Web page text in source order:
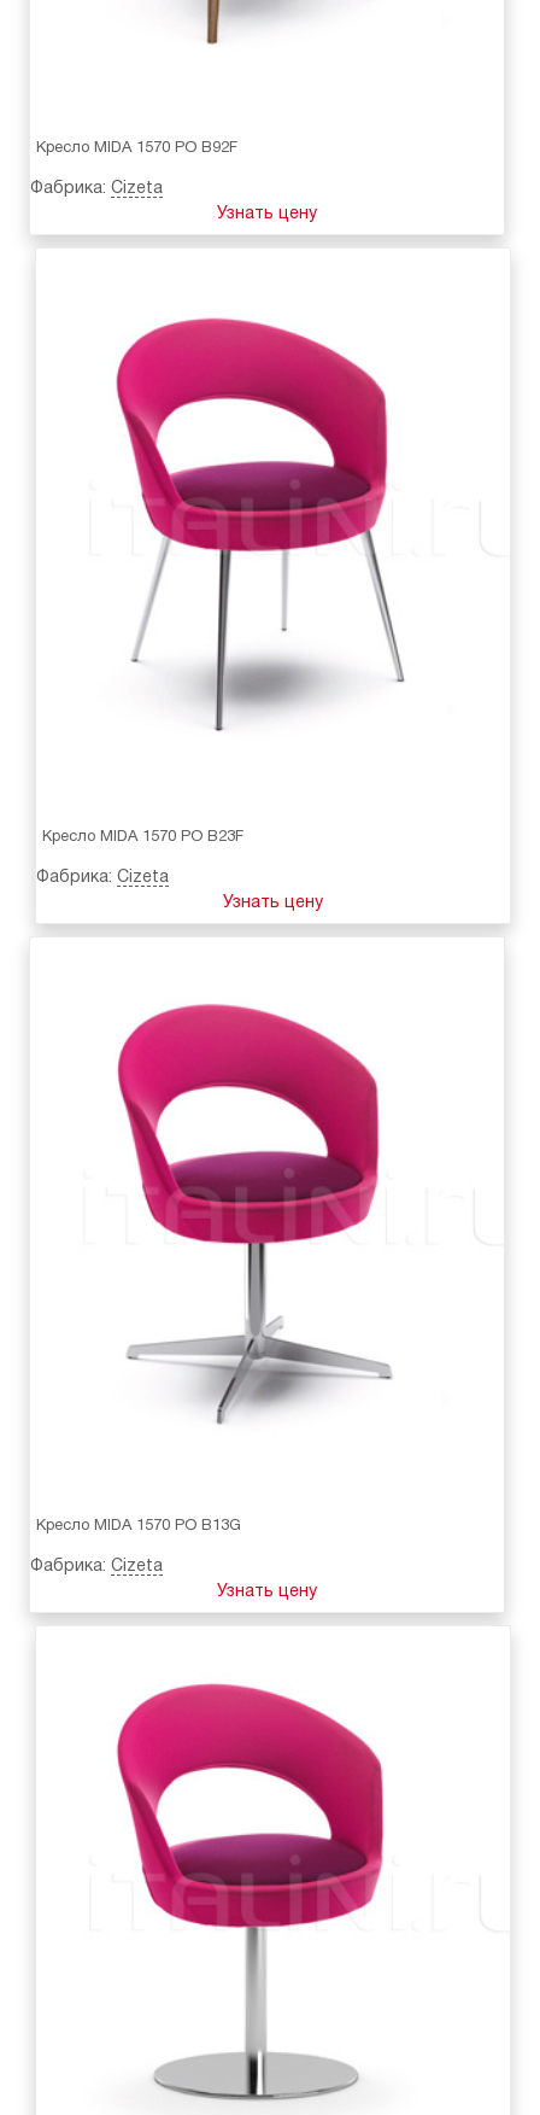
Кресло MIDA 1570 PO B92F
Фабрика: Cizeta
Узнать цену
Кресло MIDA 1570 PO B23F
Фабрика: Cizeta
Узнать цену
Кресло MIDA 1570 PO B13G
Фабрика: Cizeta
Узнать цену